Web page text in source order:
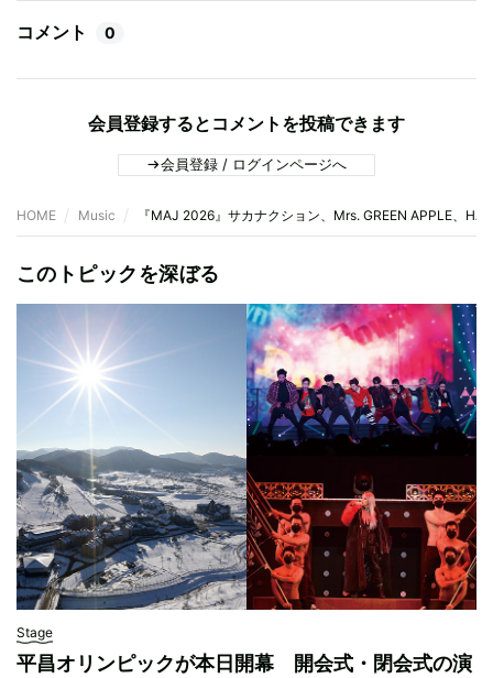
コメント 0
会員登録するとコメントを投稿できます
会員登録 / ログインページへ
HOME Music 『MAJ 2026』サカナクション、Mrs. GREEN APPLE、
このトピックを深ぼる
Stage
平昌オリンピックが本日開幕 開会式・閉会式の演